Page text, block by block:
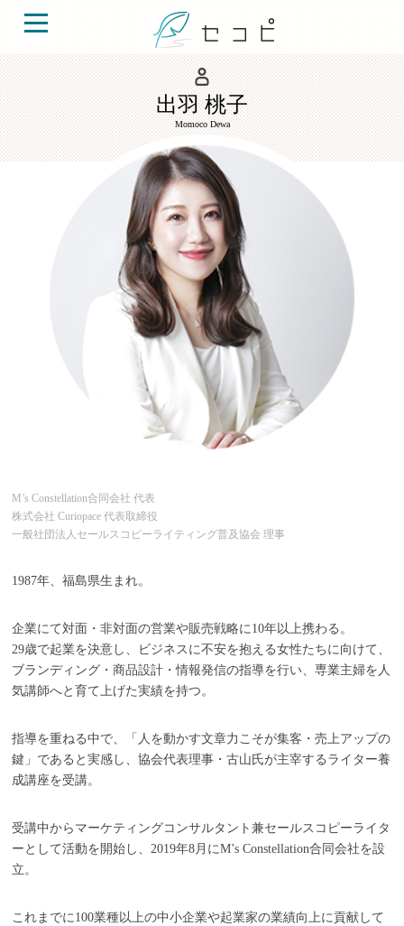
出羽 桃子
Momoco Dewa
M’s Constellation合同会社 代表
株式会社 Curiopace 代表取締役
一般社団法人セールスコピーライティング普及協会 理事
1987年、福島県生まれ。
企業にて対面・非対面の営業や販売戦略に10年以上携わる。
29歳で起業を決意し、ビジネスに不安を抱える女性たちに向けて、
ブランディング・商品設計・情報発信の指導を行い、専業主婦を人
気講師へと育て上げた実績を持つ。
指導を重ねる中で、「人を動かす文章力こそが集客・売上アップの
鍵」であると実感し、協会代表理事・古山氏が主宰するライター養
成講座を受講。
受講中からマーケティングコンサルタント兼セールスコピーライタ
ーとして活動を開始し、2019年8月にM’s Constellation合同会社を設
立。
これまでに100業種以上の中小企業や起業家の業績向上に貢献して